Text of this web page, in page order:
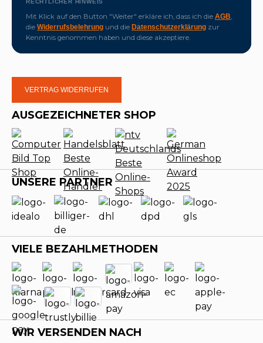
RECHTLICHER HINWEIS
Mit Klick auf den Button "Weiter" erkläre ich, dass ich die AGB,
die Widerrufsbelehrung und die Datenschutzerklärung zur
Kenntnis genommen haben und diese akzeptiere.
VERTRAG WIDERRUFEN
AUSGEZEICHNETER SHOP
UNSERE PARTNER
VIELE BEZAHLMETHODEN
WIR VERSENDEN NACH